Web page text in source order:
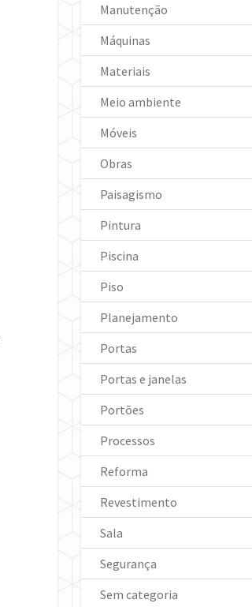
Manutenção
Máquinas
Materiais
Meio ambiente
Móveis
Obras
Paisagismo
Pintura
Piscina
Piso
Planejamento
Portas
Portas e janelas
Portões
Processos
Reforma
Revestimento
Sala
Segurança
Sem categoria